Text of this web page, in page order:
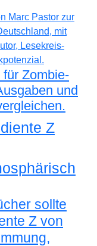
Zombie-
und
Z
sollte
Z von